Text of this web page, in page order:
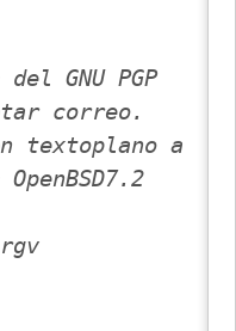
GNU PGP
correo.
textoplano a